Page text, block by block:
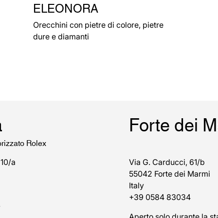
ELEONORA
Orecchini con pietre di colore, pietre
dure e diamanti
Rolex
a
Forte dei
Via G. Carducci, 61/b
55042 Forte dei Marmi
Italy
+39 0584 83034